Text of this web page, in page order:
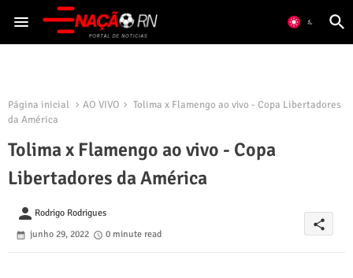
Página inicial AO VIVO
Tolima x Flamengo ao vivo - Copa Libertadores
da América
Tolima x Flamengo ao vivo - Copa
Libertadores da América
person Rodrigo Rodrigues
junho 29, 2022
0 minute read
share